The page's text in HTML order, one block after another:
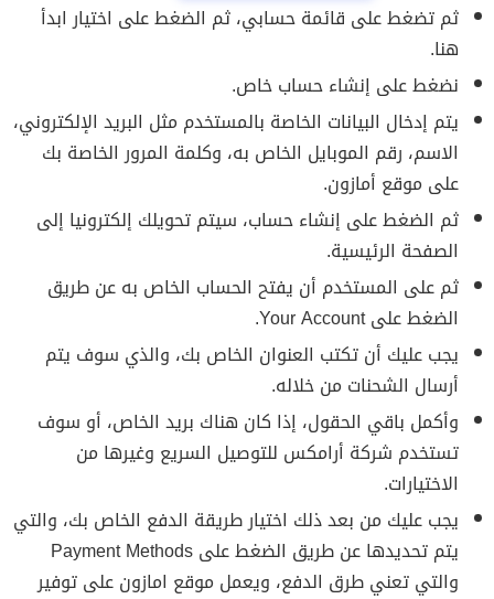
ثم تضغط على قائمة حسابي، ثم الضغط على اختيار ابدأ
هنا.
نضغط على إنشاء حساب خاص.
يتم إدخال البيانات الخاصة بالمستخدم مثل البريد الإلكتروني،
الاسم، رقم الموبايل الخاص به، وكلمة المرور الخاصة بك
على موقع أمازون.
ثم الضغط على إنشاء حساب، سيتم تحويلك إلكترونيا إلى
الصفحة الرئيسية.
ثم على المستخدم أن يفتح الحساب الخاص به عن طريق
الضغط على Your Account.
يجب عليك أن تكتب العنوان الخاص بك، والذي سوف يتم
أرسال الشحنات من خلاله.
وأكمل باقي الحقول، إذا كان هناك بريد الخاص، أو سوف
تستخدم شركة أرامكس للتوصيل السريع وغيرها من
الاختيارات.
يجب عليك من بعد ذلك اختيار طريقة الدفع الخاص بك، والتي
يتم تحديدها عن طريق الضغط على Payment Methods
والتي تعني طرق الدفع، ويعمل موقع امازون على توفير